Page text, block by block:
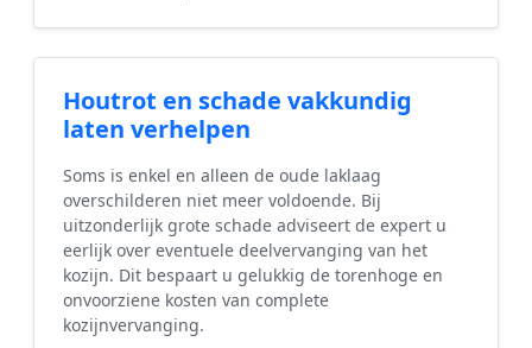
Houtrot en schade vakkundig
laten verhelpen
Soms is enkel en alleen de oude laklaag
overschilderen niet meer voldoende. Bij
uitzonderlijk grote schade adviseert de expert u
eerlijk over eventuele deelvervanging van het
kozijn. Dit bespaart u gelukkig de torenhoge en
onvoorziene kosten van complete
kozijnvervanging.